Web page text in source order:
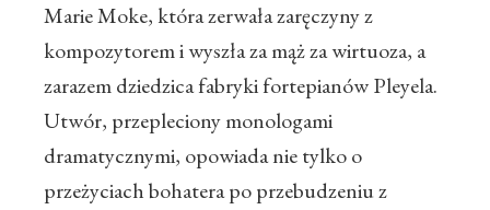
Marie Moke, która zerwała zaręczyny z
kompozytorem i wyszła za mąż za wirtuoza, a
zarazem dziedzica fabryki fortepianów Pleyela.
Utwór, przepleciony monologami
dramatycznymi, opowiada nie tylko o
przeżyciach bohatera po przebudzeniu z